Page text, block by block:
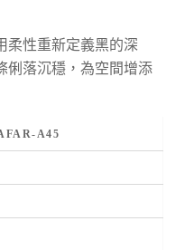
柔性重新定義黑的深
俐落沉穩，為空間增添
A45